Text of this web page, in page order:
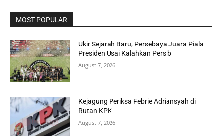
MOST POPULAR
Ukir Sejarah Baru, Persebaya Juara Piala
Presiden Usai Kalahkan Persib
August 7, 2026
Kejagung Periksa Febrie Adriansyah di
Rutan KPK
August 7, 2026